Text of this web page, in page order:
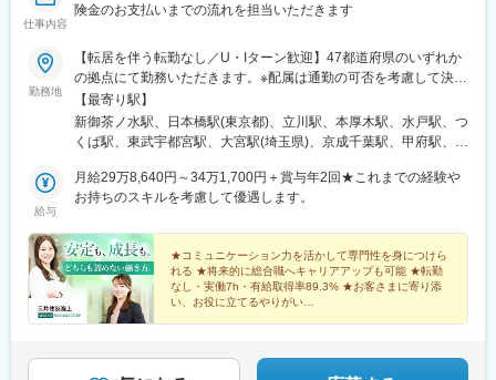
仕事内容
険金のお支払いまでの流れを担当いただきます
勤務地
【転居を伴う転勤なし／U・Iターン歓迎】47都道府県のいずれか
の拠点にて勤務いただきます。※配属は通勤の可否を考慮して決定
します。★以下拠点で積極採用中★東京（お茶の水・日本橋・立
川）、神奈川（厚木）、千葉、埼玉（大宮）、茨城（水戸、つく
ば）、栃木（宇都宮）、山梨（甲府）、愛知（豊橋）、島根、奈
策：オフィス内原則禁煙（喫煙室あり）
【最寄り駅】
新御茶ノ水駅、日本橋駅(東京都)、立川駅、本厚木駅、水戸駅、つ
くば駅、東武宇都宮駅、大宮駅(埼玉県)、京成千葉駅、甲府駅、金
駅、山陽明石駅、片原町駅(香川県)、新居浜駅、佐賀駅、九品寺交
差点駅、小川町駅(東京都)、御茶ノ水駅、東京駅、栄町駅(千葉
高松築港駅、水道町駅、淡路町駅、京橋駅(東京都)、葭川公園駅、
駅前大通駅、みなと元町駅、高松駅(香川県)、交通局前駅(熊本県)
給与
月給29万8,640円～34万1,700円＋賞与年2回★これまでの経験や
お持ちのスキルを考慮して優遇します。
★コミュニケーション力を活かして専門性を身につけら
れる ★将来的に総合職へキャリアアップも可能 ★転勤
なし・実働7h・有給取得率89.3% ★お客さまに寄り添
い、お役に立てるやりがい